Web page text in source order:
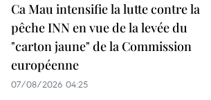
Ca Mau intensifie la lutte contre la
pêche INN en vue de la levée du
"carton jaune" de la Commission
européenne
07/08/2026 04:25